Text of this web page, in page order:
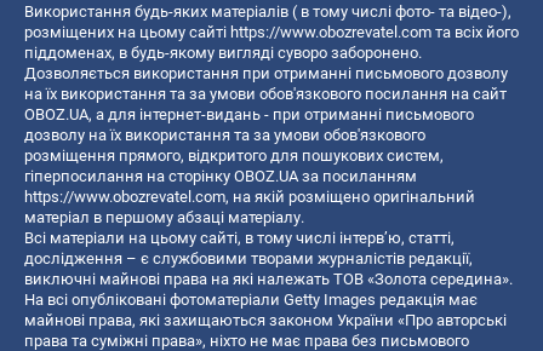
Використання будь-яких матеріалів ( в тому числі фото- та відео-),
розміщених на цьому сайті https://www.obozrevatel.com та всіх його
піддоменах, в будь-якому вигляді суворо заборонено.
Дозволяється використання при отриманні письмового дозволу
на їх використання та за умови обов'язкового посилання на сайт
OBOZ.UA, а для інтернет-видань - при отриманні письмового
дозволу на їх використання та за умови обов'язкового
розміщення прямого, відкритого для пошукових систем,
гіперпосилання на сторінку OBOZ.UA за посиланням
https://www.obozrevatel.com, на якій розміщено оригінальний
матеріал в першому абзаці матеріалу.
Всі матеріали на цьому сайті, в тому числі інтерв’ю, статті,
дослідження – є службовими творами журналістів редакції,
виключні майнові права на які належать ТОВ «Золота середина».
На всі опубліковані фотоматеріали Getty Images редакція має
майнові права, які захищаються законом України «Про авторські
права та суміжні права», ніхто не має права без письмового